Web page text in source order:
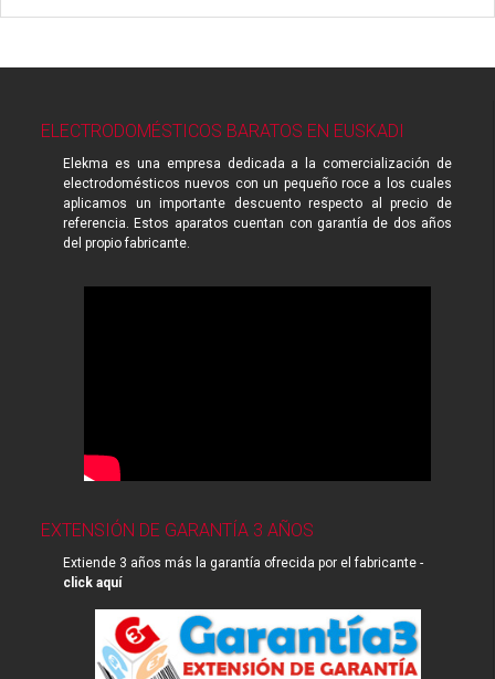
ELECTRODOMÉSTICOS BARATOS EN EUSKADI
Elekma es una empresa dedicada a la comercialización de
electrodomésticos nuevos con un pequeño roce a los cuales
aplicamos un importante descuento respecto al precio de
referencia. Estos aparatos cuentan con garantía de dos años
del propio fabricante.
EXTENSIÓN DE GARANTÍA 3 AÑOS
Extiende 3 años más la garantía ofrecida por el fabricante -
click aquí